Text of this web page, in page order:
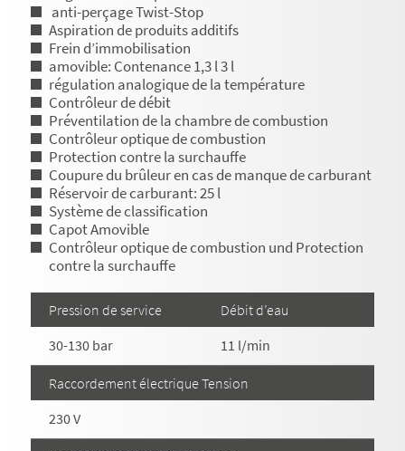
anti-perçage Twist-Stop
Aspiration de produits additifs
Frein d’immobilisation
amovible: Contenance 1,3 l 3 l
régulation analogique de la température
Contrôleur de débit
Préventilation de la chambre de combustion
Contrôleur optique de combustion
Protection contre la surchauffe
Coupure du brûleur en cas de manque de carburant
Réservoir de carburant: 25 l
Système de classification
Capot Amovible
Contrôleur optique de combustion und Protection
contre la surchauffe
Pression de service
30-130 bar
Débit d’eau
11 l/min
Raccordement électrique Tension
230 V